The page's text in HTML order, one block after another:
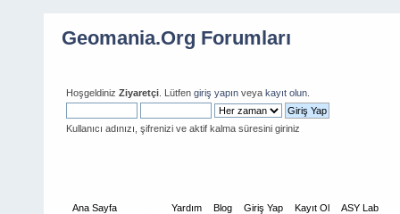
Geomania.Org Forumları
Hoşgeldiniz Ziyaretçi . Lütfen giriş yapın veya kayıt olun
Kullanıcı adınızı, şifrenizi ve aktif kalma süresini giriniz
Ana Sayfa Yardım Blog Giriş Yap Kayıt Ol ASY Lab